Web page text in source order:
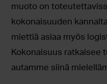
muoto on
kokonaisuuden
miettiä asiaa myös
Kokonaisuus ratkaisee
autamme siinä